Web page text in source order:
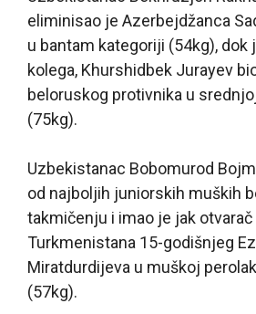
eliminisao je Azerbejdžanca
u bantam kategoriji (54kg),
kolega, Khurshidbek Jurayev
beloruskog protivnika u
(75kg).
Uzbekistanac Bobomurod
od najboljih juniorskih muških
takmičenju i imao je jak
Turkmenistana 15-godišnjeg
Miratdurdijeva u muškoj
(57kg).